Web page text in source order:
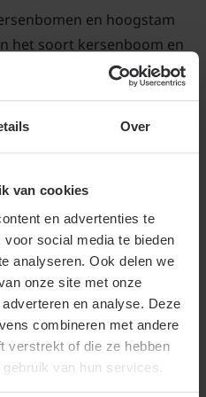
Over
van cookies
en advertenties te
social media te bieden
analyseren. Ook delen we
onze site met onze
en analyse. Deze
combineren met andere
verstrekt of die ze hebben
van hun services.
en hoogstam
het soort kersenboom en
uiteindelijk
kersen te telen.
en ingepakt.
wordt uw bestelling
bezorgdienst . Ook
al
U vindt bij ons zowel
fruitbomen
als een
bomenin alle soorten en